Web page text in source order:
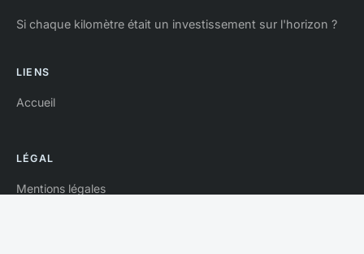
Si chaque kilomètre était un investissement sur l'horizon ?
LIENS
Accueil
LÉGAL
Mentions légales